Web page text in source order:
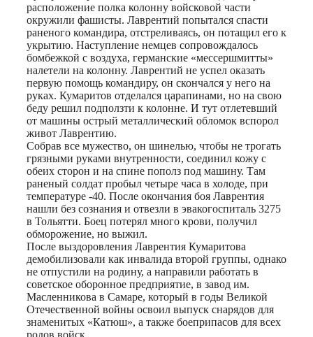
расположение полка колонну войсковой части
окружили фашисты. Лаврентий попытался спасти
раненого командира, отстреливаясь, он потащил его к
укрытию. Наступление немцев сопровождалось
бомбежкой с воздуха, германские «мессершмитты»
налетели на колонну. Лаврентий не успел оказать
первую помощь командиру, он скончался у него на
руках. Кумаритов отделался царапинами, но на свою
беду решил подползти к колонне. И тут отлетевший
от машины острый металлический обломок вспорол
живот Лаврентию.
Собрав все мужество, он шинелью, чтобы не трогать
грязными руками внутренности, соединил кожу с
обеих сторон и на спине пополз под машину. Там
раненый солдат пробыл четыре часа в холоде, при
температуре -40. После окончания боя Лаврентия
нашли без сознания и отвезли в эвакогоспиталь 3275
в Тольятти. Боец потерял много крови, получил
обморожение, но выжил.
После выздоровления Лаврентия Кумаритова
демобилизовали как инвалида второй группы, однако
не отпустили на родину, а направили работать в
советское оборонное предприятие, в завод им.
Масленникова в Самаре, который в годы Великой
Отечественной войны освоил выпуск снарядов для
знаменитых «Катюш», а также боеприпасов для всех
родов войск.